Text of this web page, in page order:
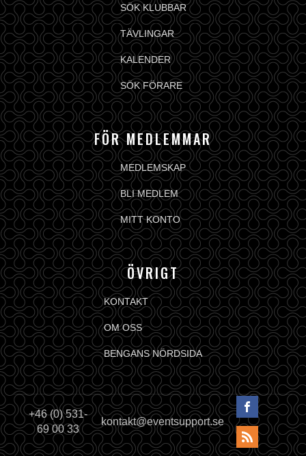
SÖK KLUBBAR
TÄVLINGAR
KALENDER
SÖK FÖRARE
FÖR MEDLEMMAR
MEDLEMSKAP
BLI MEDLEM
MITT KONTO
ÖVRIGT
KONTAKT
OM OSS
BENGANS NÖRDSIDA
+46 (0) 531-
69 00 33
kontakt@eventsupport.se